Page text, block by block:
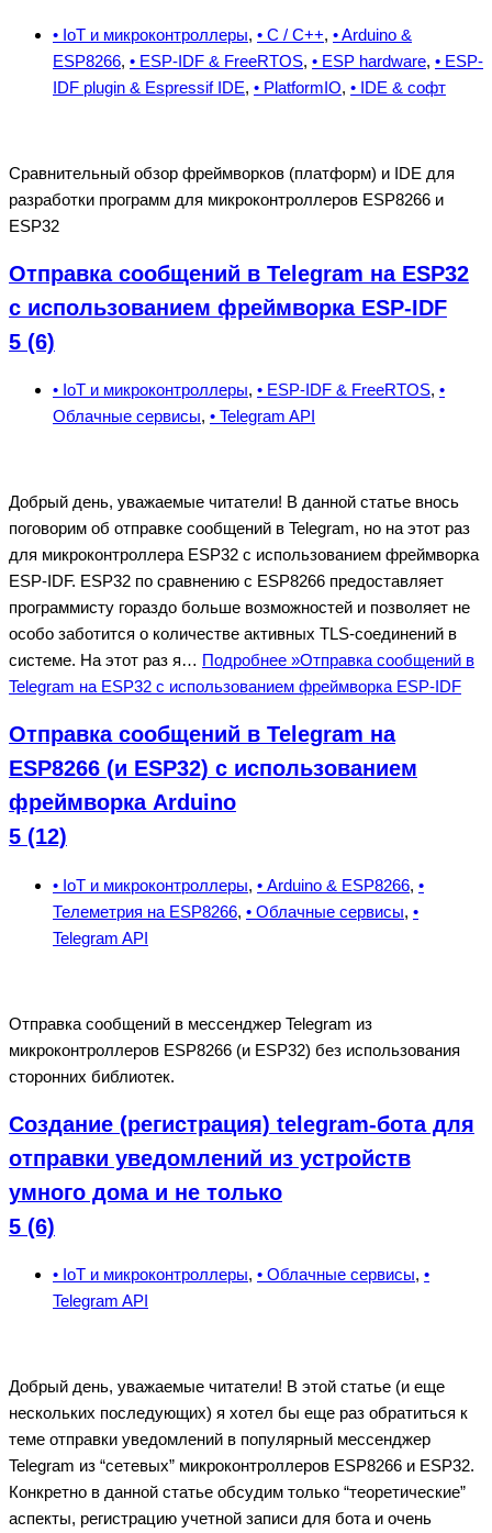
• IoT и микроконтроллеры, • C / C++, • Arduino &
ESP8266, • ESP-IDF & FreeRTOS, • ESP hardware, • ESP-
IDF plugin & Espressif IDE, • PlatformIO, • IDE & cофт
Сравнительный обзор фреймворков (платформ) и IDE для
разработки программ для микроконтроллеров ESP8266 и
ESP32
Отправка сообщений в Telegram на ESP32
с использованием фреймворка ESP-IDF
5 (6)
• IoT и микроконтроллеры, • ESP-IDF & FreeRTOS, •
Облачные сервисы, • Telegram API
Добрый день, уважаемые читатели! В данной статье внось
поговорим об отправке сообщений в Telegram, но на этот раз
для микроконтроллера ESP32 с использованием фреймворка
ESP-IDF. ESP32 по сравнению с ESP8266 предоставляет
программисту гораздо больше возможностей и позволяет не
особо заботится о количестве активных TLS-соединений в
системе. На этот раз я… Подробнее »Отправка сообщений в
Telegram на ESP32 с использованием фреймворка ESP-IDF
Отправка сообщений в Telegram на
ESP8266 (и ESP32) с использованием
фреймворка Arduino
5 (12)
• IoT и микроконтроллеры, • Arduino & ESP8266, •
Телеметрия на ESP8266, • Облачные сервисы, •
Telegram API
Отправка сообщений в мессенджер Telegram из
микроконтроллеров ESP8266 (и ESP32) без использования
сторонних библиотек.
Создание (регистрация) telegram-бота для
отправки уведомлений из устройств
умного дома и не только
5 (6)
• IoT и микроконтроллеры, • Облачные сервисы, •
Telegram API
Добрый день, уважаемые читатели! В этой статье (и еще
нескольких последующих) я хотел бы еще раз обратиться к
теме отправки уведомлений в популярный мессенджер
Telegram из “сетевых” микроконтроллеров ESP8266 и ESP32.
Конкретно в данной статье обсудим только “теоретические”
аспекты, регистрацию учетной записи для бота и очень